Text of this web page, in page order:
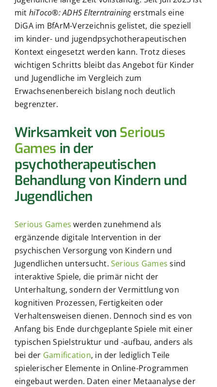
mit hiToco®: ADHS Elterntrainingerstmals eine
DiGA im BfArM-Verzeichnis gelistet, die speziell
im kinder- und jugendpsychotherapeutischen
Kontext eingesetzt werden kann. Trotz dieses
wichtigen Schritts bleibt das Angebot für Kinder
und Jugendliche im Vergleich zum
Erwachsenenbereich bislang noch deutlich
begrenzter.
Wirksamkeit von Serious
Games in der
psychotherapeutischen
Behandlung von Kindern und
Jugendlichen
Serious Games werden zunehmend als
ergänzende digitale Intervention in der
psychischen Versorgung von Kindern und
Jugendlichen untersucht.Serious Games sind
interaktive Spiele, die primär nicht der
Unterhaltung, sondern der Vermittlung von
kognitiven Prozessen, Fertigkeiten oder
Verhaltensweisen dienen. Dennoch sind es von
Anfang bis Ende durchgeplante Spiele mit einer
typischen Spielstruktur und -aufbau, anders als
bei der Gamification, in der lediglich Teile
spielerischer Elemente in Online-Programmen
eingebaut werden. Daten einer Metaanalyse der